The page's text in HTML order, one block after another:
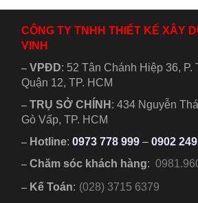
gia đình
muốn có
nhiều gia
CÔNG TY TNHH THIẾT KẾ XÂY
VINH
–VPĐD: 52 Tân Chánh Hiệp 36, P.
Quận 12, TP. HCM
– TRỤ SỞ CHÍNH :434 Nguyễn
Gò Vấp, TP. HCM
– Hotline: 0973 778 999 –0902
– Chăm sóc khách hàng:
– Kế Toán: (028) 3715 6379